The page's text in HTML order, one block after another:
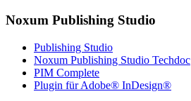
Noxum Publishing Studio
Publishing Studio
Noxum Publishing Studio Techdoc
PIM Complete
Plugin für Adobe® InDesign®